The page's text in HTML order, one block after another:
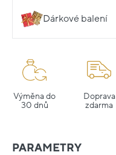
Dárkové balení
Výměna do
30 dnů
Doprava
zdarma
PARAMETRY